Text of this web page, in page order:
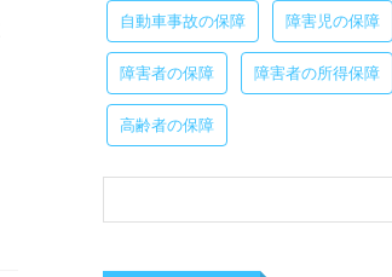
自動車事故の保障 障害児の保障
障害者の保障 障害者の所得保障
高齢者の保障